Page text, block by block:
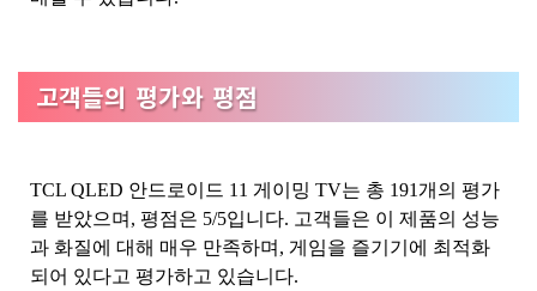
고객들의 평가와 평점
TCL QLED 안드로이드 11 게이밍 TV는 총 191개의 평가
를 받았으며, 평점은 5/5입니다. 고객들은 이 제품의 성능
과 화질에 대해 매우 만족하며, 게임을 즐기기에 최적화
되어 있다고 평가하고 있습니다.